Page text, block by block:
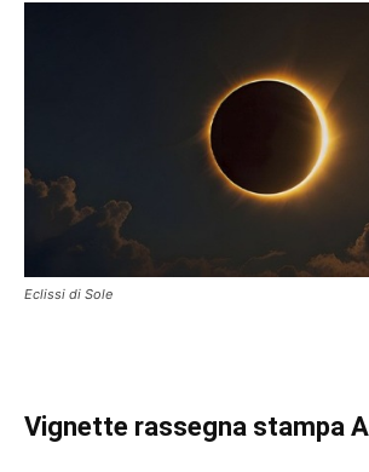
Eclissi di Sole
Vignette rassegna stampa